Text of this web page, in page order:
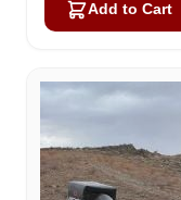
Add to Cart